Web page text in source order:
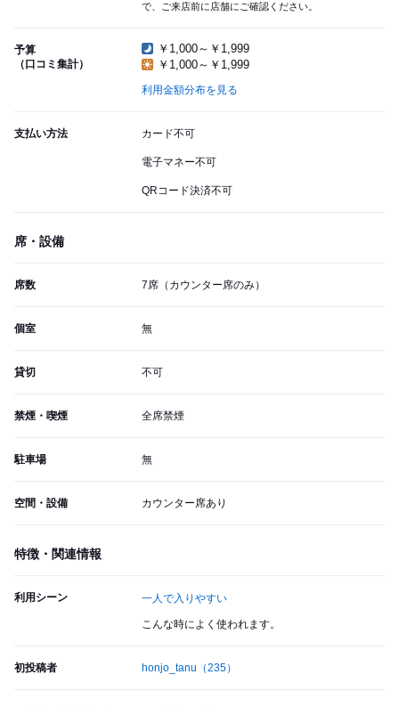
で、ご来店前に店舗にご確認ください。
予算
（口コミ集計）
￥1,000～￥1,999
￥1,000～￥1,999
利用金額分布を見る
支払い方法 カード不可
電子マネー不可
QRコード決済不可
席・設備
席数 7席（カウンター席のみ）
個室 無
貸切 不可
禁煙・喫煙 全席禁煙
駐車場 無
空間・設備 カウンター席あり
特徴・関連情報
利用シーン 一人で入りやすい
こんな時によく使われます。
初投稿者 honjo_tanu （235）